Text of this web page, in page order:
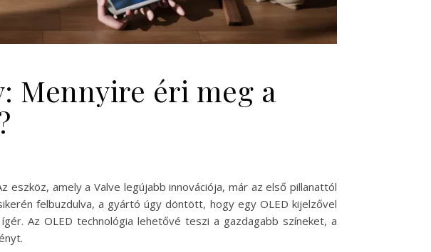
Mennyire éri meg a
amely a Valve legújabb innovációja, már az első pillanattól
felbuzdulva, a gyártó úgy döntött, hogy egy OLED kijelzővel
Az OLED technológia lehetővé teszi a gazdagabb színeket, a